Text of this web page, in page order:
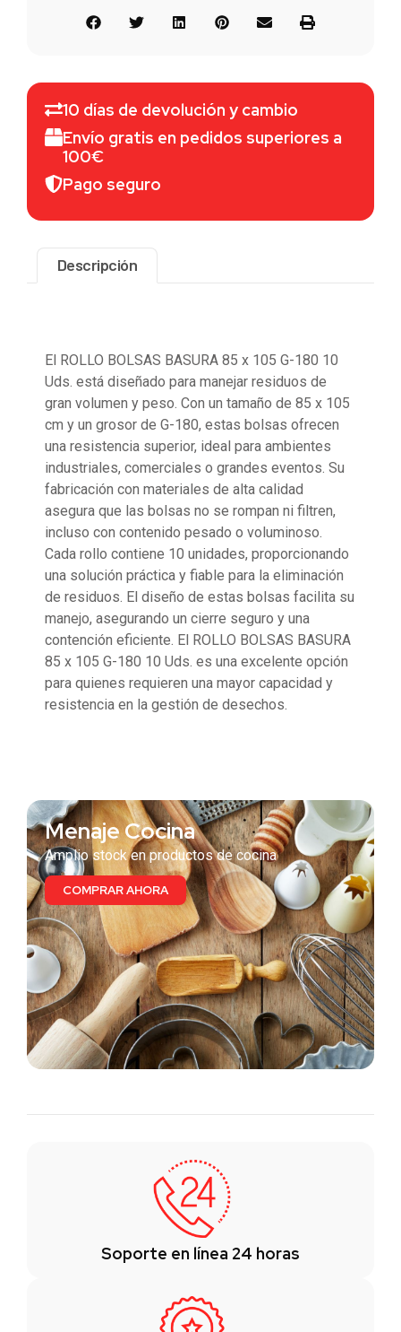
10 días de devolución y cambio
Envío gratis en pedidos superiores a
100€
Pago seguro
Descripción
El ROLLO BOLSAS BASURA 85 x 105 G-180 10
Uds. está diseñado para manejar residuos de
gran volumen y peso. Con un tamaño de 85 x 105
cm y un grosor de G-180, estas bolsas ofrecen
una resistencia superior, ideal para ambientes
industriales, comerciales o grandes eventos. Su
fabricación con materiales de alta calidad
asegura que las bolsas no se rompan ni filtren,
incluso con contenido pesado o voluminoso.
Cada rollo contiene 10 unidades, proporcionando
una solución práctica y fiable para la eliminación
de residuos. El diseño de estas bolsas facilita su
manejo, asegurando un cierre seguro y una
contención eficiente. El ROLLO BOLSAS BASURA
85 x 105 G-180 10 Uds. es una excelente opción
para quienes requieren una mayor capacidad y
resistencia en la gestión de desechos.
Menaje Cocina
Amplio stock en productos de cocina
COMPRAR AHORA
Soporte en línea 24 horas